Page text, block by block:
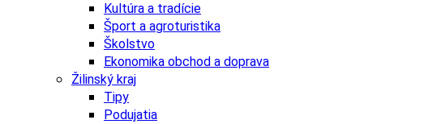
Kultúra a tradície
Šport a agroturistika
Školstvo
Ekonomika obchod a doprava
Žilinský kraj
Tipy
Podujatia